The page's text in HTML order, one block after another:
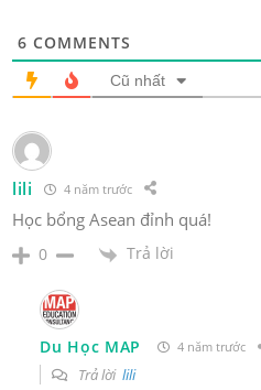
6 COMMENTS
Cũ nhất
lili 4 năm trước
Học bổng Asean đỉnh quá!
0 Trả lời
Du Học MAP 4 năm trước
Trả lời lili